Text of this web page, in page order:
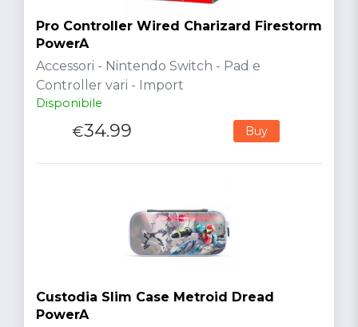
Pro Controller Wired Charizard Firestorm
PowerA
Accessori - Nintendo Switch - Pad e
Controller vari - Import
Disponibile
€34.99 Buy
Custodia Slim Case Metroid Dread
PowerA